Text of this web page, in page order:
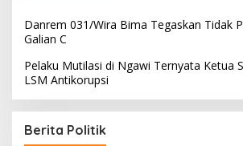
Danrem 031/Wira Bima Tegaskan Tidak
Galian C
Pelaku Mutilasi di Ngawi Ternyata Ketua
LSM Antikorupsi
Berita Politik